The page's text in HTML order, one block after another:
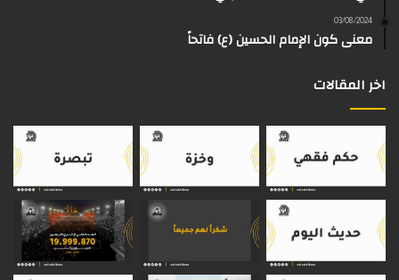
م
03/08/2024
معنى كون الإمام الحسين (ع) فاتحاً
اخر المقالات